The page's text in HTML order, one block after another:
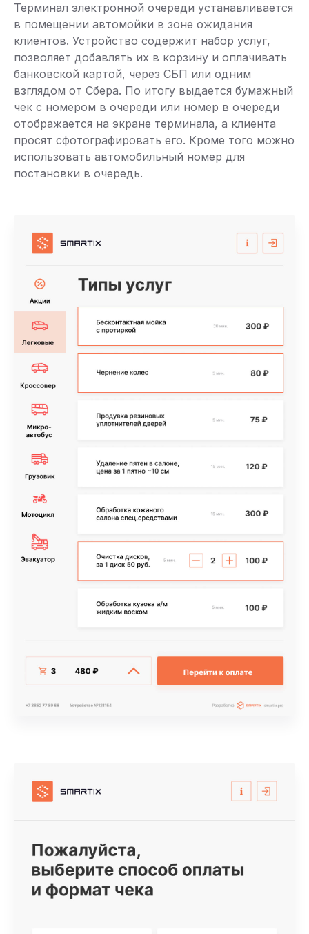
Терминал электронной очереди устанавливается
в помещении автомойки в зоне ожидания
клиентов. Устройство содержит набор услуг,
позволяет добавлять их в корзину и оплачивать
банковской картой, через СБП или одним
взглядом от Сбера. По итогу выдается бумажный
чек с номером в очереди или номер в очереди
отображается на экране терминала, а клиента
просят сфотографировать его. Кроме того можно
использовать автомобильный номер для
постановки в очередь.